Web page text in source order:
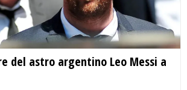
del astro argentino Leo Messi a